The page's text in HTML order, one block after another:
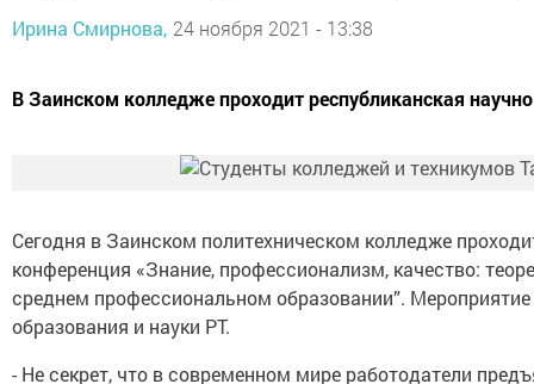
Ирина Смирнова, 24 ноября 2021 - 13:38
В Заинском колледже проходит республиканская
Сегодня в Заинском политехническом колледже
конференция «Знание, профессионализм, качество:
среднем профессиональном образовании”.
образования и науки РТ.
- Не секрет, что в современном мире работодатели